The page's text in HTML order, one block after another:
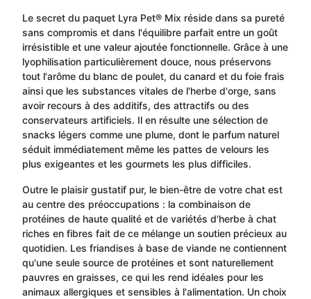
Le secret du paquet Lyra Pet® Mix réside dans sa pureté
sans compromis et dans l'équilibre parfait entre un goût
irrésistible et une valeur ajoutée fonctionnelle. Grâce à une
lyophilisation particulièrement douce, nous préservons
tout l'arôme du blanc de poulet, du canard et du foie frais
ainsi que les substances vitales de l'herbe d'orge, sans
avoir recours à des additifs, des attractifs ou des
conservateurs artificiels. Il en résulte une sélection de
snacks légers comme une plume, dont le parfum naturel
séduit immédiatement même les pattes de velours les
plus exigeantes et les gourmets les plus difficiles.
Outre le plaisir gustatif pur, le bien-être de votre chat est
au centre des préoccupations : la combinaison de
protéines de haute qualité et de variétés d'herbe à chat
riches en fibres fait de ce mélange un soutien précieux au
quotidien. Les friandises à base de viande ne contiennent
qu'une seule source de protéines et sont naturellement
pauvres en graisses, ce qui les rend idéales pour les
animaux allergiques et sensibles à l'alimentation. Un choix